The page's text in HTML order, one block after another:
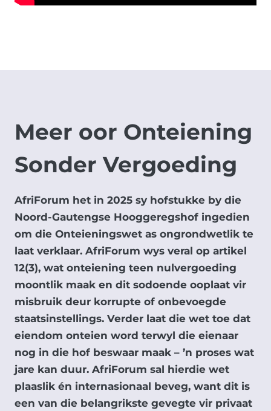
b
k
Meer oor Onteiening
Sonder Vergoeding
AfriForum het in 2025 sy hofstukke by die
Noord-Gautengse Hooggeregshof ingedien
om die Onteieningswet as ongrondwetlik te
laat verklaar. AfriForum wys veral op artikel
12(3), wat onteiening teen nulvergoeding
moontlik maak en dit sodoende ooplaat vir
misbruik deur korrupte of onbevoegde
staatsinstellings. Verder laat die wet toe dat
eiendom onteien word terwyl die eienaar
nog in die hof beswaar maak – ’n proses wat
jare kan duur. AfriForum sal hierdie wet
plaaslik én internasionaal beveg, want dit is
een van die belangrikste gevegte vir privaat